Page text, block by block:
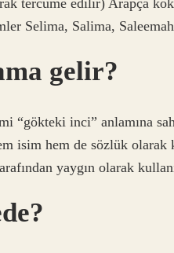
Selima, Salima, Saleemah
gelir?
“gökteki inci” anlamına
isim hem de sözlük
yaygın olarak